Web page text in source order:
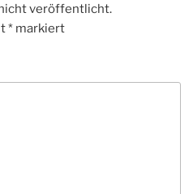
veröffentlicht.
* markiert